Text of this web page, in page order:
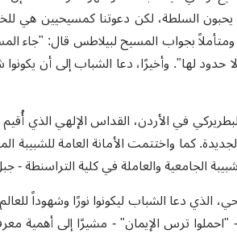
يحبون السلطة، لكن دعوتنا كمسيحيين هي
بجواب المسيح لبيلاطس قال: "جاء
حدود لها". وأخيرًا، دعا الشباب إلى أن
في الأردن، القداس الإلهي الذي
كما واختتمت الأمانة العامة للشبيبة
الذي دعا الشباب ليكونوا نورًا وشهوداً
حياتهم. كما عرض الأب وجدي شعار شبيبة الأردن لعام 2025 - "احملوا ترس